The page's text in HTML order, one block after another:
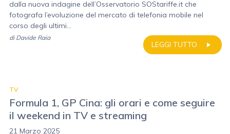
dalla nuova indagine dell’Osservatorio SOStariffe.it che
fotografa l’evoluzione del mercato di telefonia mobile nel
corso degli ultimi...
LEGGI TUTTO
di Davide Raia
TV
Formula 1, GP Cina: gli orari e come seguire
il weekend in TV e streaming
21 Marzo 2025